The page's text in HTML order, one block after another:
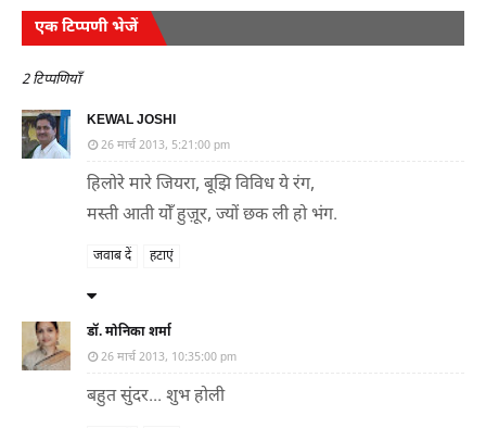
एक टिप्पणी भेजें
2 टिप्पणियाँ
KEWAL JOSHI
26 मार्च 2013, 5:21:00 pm
हिलोरे मारे जियरा, बूझि विविध ये रंग,
मस्ती आती योँ हुज़ूर, ज्यों छक ली हो भंग.
जवाब दें हटाएं
डॉ. मोनिका शर्मा
26 मार्च 2013, 10:35:00 pm
बहुत सुंदर... शुभ होली